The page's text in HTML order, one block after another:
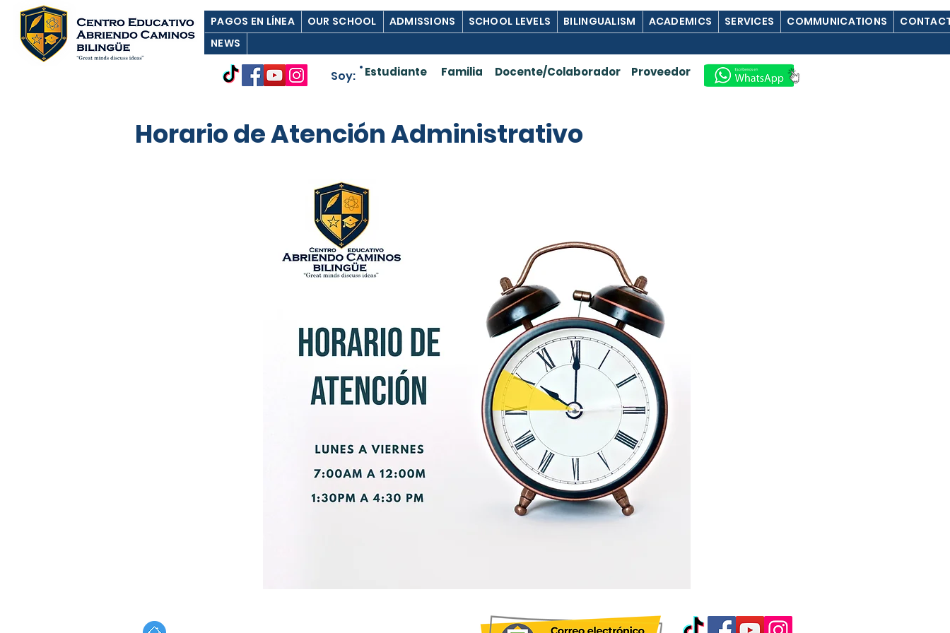
PAGOS EN LÍNEA OUR SCHOOL ADMISSIONS SCHOOL LEVELS BILINGUALISM ACADEMICS SERVICES COMMUNICATIONS
NEWS
Soy: Estudiante Familia Docente/Colaborador Proveedor
Horario de Atención Administrativo